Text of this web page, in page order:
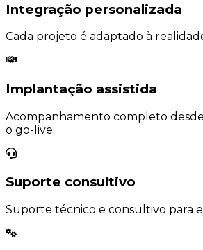
Integração personalizada
Cada projeto é adaptado à
Implantação assistida
Acompanhamento completo
o go-live.
Suporte consultivo
Suporte técnico e consultivo para